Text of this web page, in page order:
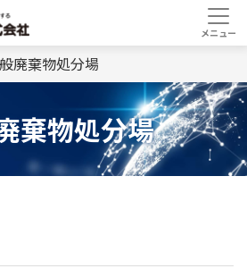
廃棄物処分場
棄物処分場